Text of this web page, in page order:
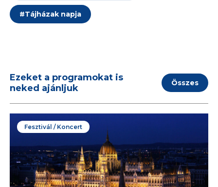
#Tájházak napja
Ezeket a programokat is
neked ajánljuk
Összes
Fesztivál / Koncert